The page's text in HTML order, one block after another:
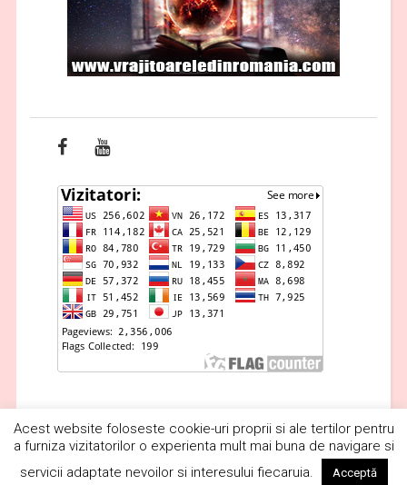
Copyright © 2019 Vrăjitoare România. Toate drepturile rezervateSegra
Acest website foloseste cookie-uri proprii si ale tertilor pentru
a furniza vizitatorilor o experienta mult mai buna de navigare si
servicii adaptate nevoilor si interesului fiecaruia.
Acceptă